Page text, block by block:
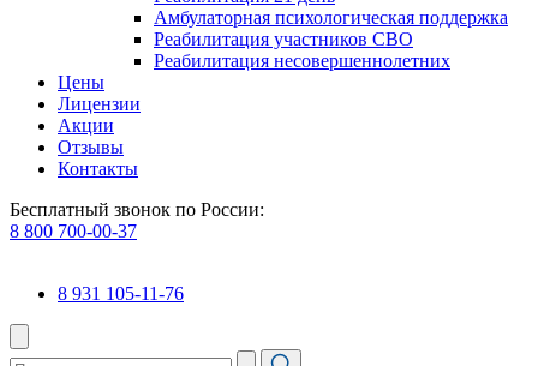
Амбулаторная психологическая поддержка
Реабилитация участников СВО
Реабилитация несовершеннолетних
Цены
Лицензии
Акции
Отзывы
Контакты
Бесплатный звонок по России:
8 800 700-00-37
8 931 105-11-76